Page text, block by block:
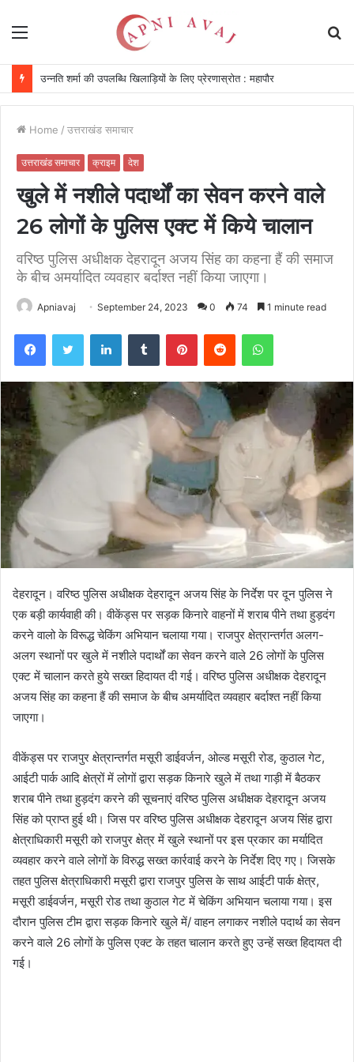
विकसित किया जा रहा दीर्घकालिक खेल पारिस्थितिकी तंत्र : सीएम
Home / उत्तराखंड समाचार
उत्तराखंड समाचार क्राइम देश
खुले में नशीले पदार्थों का सेवन करने वाले
26 लोगों के पुलिस एक्ट में किये चालान
वरिष्ठ पुलिस अधीक्षक देहरादून अजय सिंह का कहना हैं की समाज
के बीच अमर्यादित व्यवहार बर्दाश्त नहीं किया जाएगा।
Apniavaj September 24, 2023 0 74 1 minute read
देहरादून। वरिष्ठ पुलिस अधीक्षक देहरादून अजय सिंह के निर्देश पर दून पुलिस ने
एक बड़ी कार्यवाही की। वीकेंड्स पर सड़क किनारे वाहनों में शराब पीने तथा हुड़दंग
करने वालो के विरूद्ध चेकिंग अभियान चलाया गया। राजपुर क्षेत्रान्तर्गत अलग-
अलग स्थानों पर खुले में नशीले पदार्थों का सेवन करने वाले 26 लोगों के पुलिस
एक्ट में चालान करते हुये सख्त हिदायत दी गई। वरिष्ठ पुलिस अधीक्षक देहरादून
अजय सिंह का कहना हैं की समाज के बीच अमर्यादित व्यवहार बर्दाश्त नहीं किया
जाएगा।
वीकेंड्स पर राजपुर क्षेत्रान्तर्गत मसूरी डाईवर्जन, ओल्ड मसूरी रोड, कुठाल गेट,
आईटी पार्क आदि क्षेत्रों में लोगों द्वारा सड़क किनारे खुले में तथा गाड़ी में बैठकर
शराब पीने तथा हुड़दंग करने की सूचनाएं वरिष्ठ पुलिस अधीक्षक देहरादून अजय
सिंह को प्राप्त हुई थी। जिस पर वरिष्ठ पुलिस अधीक्षक देहरादून अजय सिंह द्वारा
क्षेत्राधिकारी मसूरी को राजपुर क्षेत्र में खुले स्थानों पर इस प्रकार का मर्यादित
व्यवहार करने वाले लोगों के विरुद्ध सख्त कार्रवाई करने के निर्देश दिए गए। जिसके
तहत पुलिस क्षेत्राधिकारी मसूरी द्वारा राजपुर पुलिस के साथ आईटी पार्क क्षेत्र,
मसूरी डाईवर्जन, मसूरी रोड तथा कुठाल गेट में चेकिंग अभियान चलाया गया। इस
दौरान पुलिस टीम द्वारा सड़क किनारे खुले में/ वाहन लगाकर नशीले पदार्थ का सेवन
करने वाले 26 लोगों के पुलिस एक्ट के तहत चालान करते हुए उन्हें सख्त हिदायत दी
गई।